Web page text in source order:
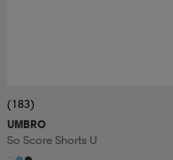
(183)
UMBRO
So Score Shorts U